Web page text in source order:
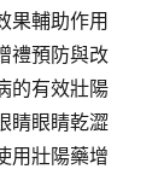
果輔助作用
禮預防與改
的有效壯陽
睛眼睛乾澀
用壯陽藥增